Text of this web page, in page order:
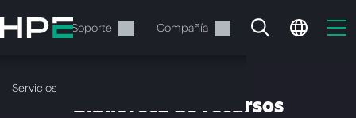
al
contenido
Servicios Soporte Compañía
Servicios
Biblioteca de recursos